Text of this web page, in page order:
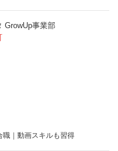
GrowUp事業部
職｜動画スキルも習得